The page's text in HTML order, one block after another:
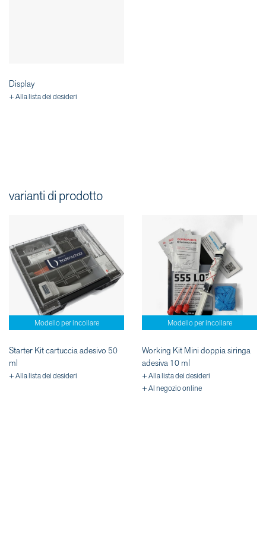
Display
+ Alla lista dei desideri
varianti di prodotto
Modello per incollare
Starter Kit cartuccia adesivo 50
ml
+ Alla lista dei desideri
Modello per incollare
Working Kit Mini doppia siringa
adesiva 10 ml
+ Alla lista dei desideri
+ Al negozio online